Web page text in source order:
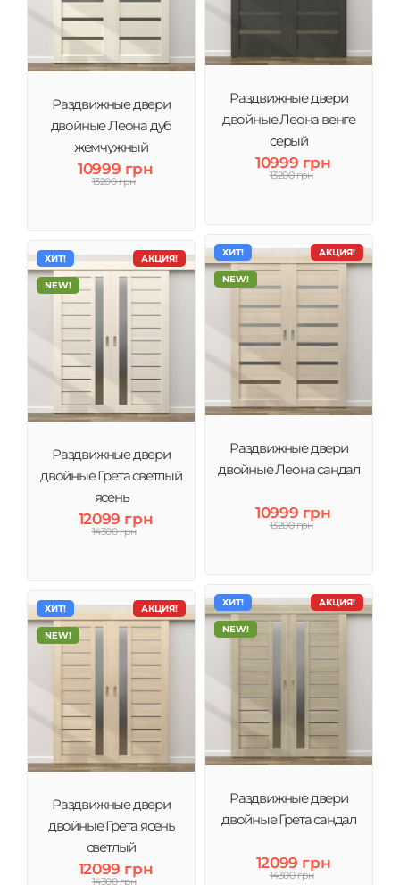
Раздвижные двери
двойные Леона венге
серый
10999 грн
13200 грн
Раздвижные двери
двойные Леона дуб
жемчужный
10999 грн
13200 грн
АКЦИЯ!
ХИТ!
NEW!
Раздвижные двери
двойные Леона сандал
10999 грн
13200 грн
АКЦИЯ!
ХИТ!
NEW!
Раздвижные двери
двойные Грета светлый
ясень
12099 грн
14300 грн
АКЦИЯ!
ХИТ!
NEW!
Раздвижные двери
двойные Грета сандал
12099 грн
14300 грн
АКЦИЯ!
ХИТ!
NEW!
Раздвижные двери
двойные Грета ясень
светлый
12099 грн
14300 грн